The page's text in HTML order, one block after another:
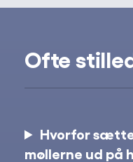
Ofte
Hvorfor
møllerne ud på